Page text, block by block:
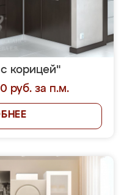
корицей"
руб. за п.м.